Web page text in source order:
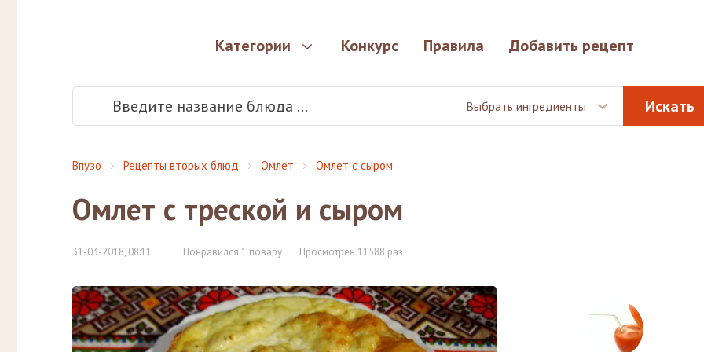
Категории Конкурс Правила Добавить рецепт
Выбрать ингредиенты
Впузо Рецепты вторых блюд Омлет Омлет с сыром
Омлет с треской и сыром
31-03-2018, 08:11 Понравился 1 повару Просмотрен 11588 раз